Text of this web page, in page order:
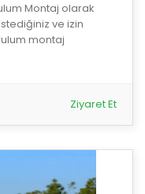
Montaj olarak
ve izin
montaj
Ziyaret Et